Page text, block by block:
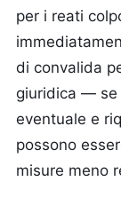
per i reati
di convalida
giuridica — se
eventuale e
possono
misure meno